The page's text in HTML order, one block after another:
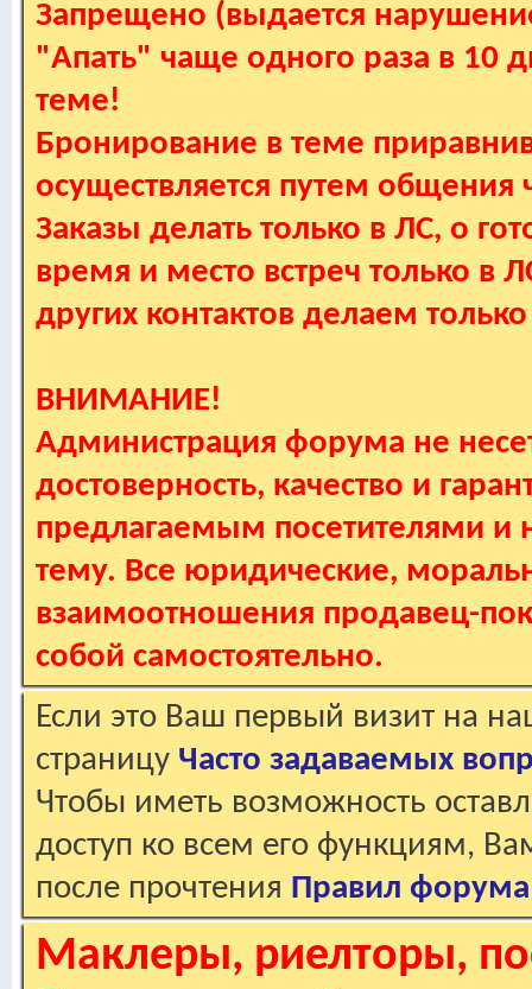
Запрещено (выдается
"Апать" чаще одного раза в 10
теме!
Бронирование в теме
осуществляется путем
Заказы делать только в ЛС, о
время и место встреч только в
других контактов делаем
ВНИМАНИЕ!
Администрация форума не
достоверность, качество и
предлагаемым посетителями и
тему. Все юридические,
взаимоотношения продавец-
собой самостоятельно.
Если это Ваш первый визит на
страницу Часто задаваемых
Чтобы иметь возможность
доступ ко всем его функциям,
после прочтения Правил форума
Маклеры, риелторы,